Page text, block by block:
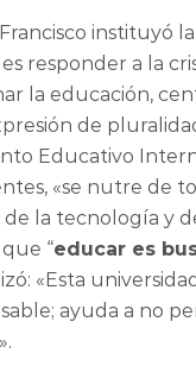
instituyó
responder a la
la educación,
de
Educativo
«se nutre de
la tecnología y
“educar es
«Esta
ayuda a no